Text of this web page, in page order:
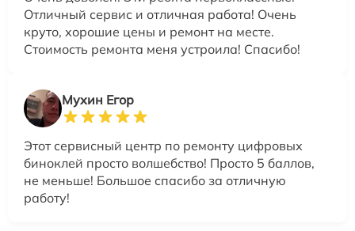
Отличный сервис и отличная работа! Очень
круто, хорошие цены и ремонт на месте.
Стоимость ремонта меня устроила! Спасибо!
Мухин Егор
Этот сервисный центр по ремонту цифровых
биноклей просто волшебство! Просто 5 баллов,
не меньше! Большое спасибо за отличную
работу!